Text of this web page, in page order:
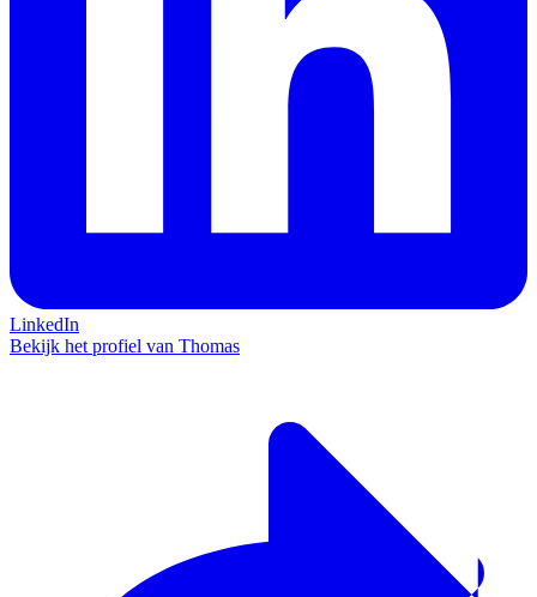
LinkedIn
Bekijk het profiel van Thomas